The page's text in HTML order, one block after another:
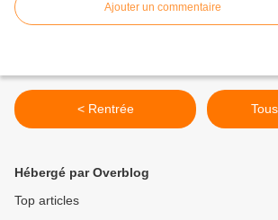
Ajouter un commentaire
< Rentrée
Hébergé par Overblog
Top articles